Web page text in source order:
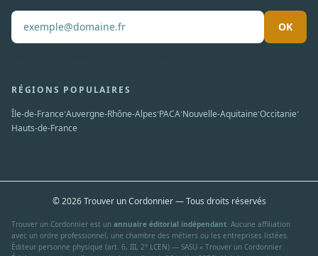
OK
RÉGIONS POPULAIRES
Île-de-France·Auvergne-Rhône-Alpes·PACA·Nouvelle-Aquitaine·Occitanie·
Hauts-de-France
© 2026 Trouver un Cordonnier — Tous droits réservés
Trouver un Cordonnier est un annuaire éditorial indépendant . Aucune affiliation
avec un ordre professionnel, une chambre des métiers ou les entreprises listées.
Éditeur personne physique (art. 6, III, 2° LCEN) — SASU « Trouver un Cordonnier